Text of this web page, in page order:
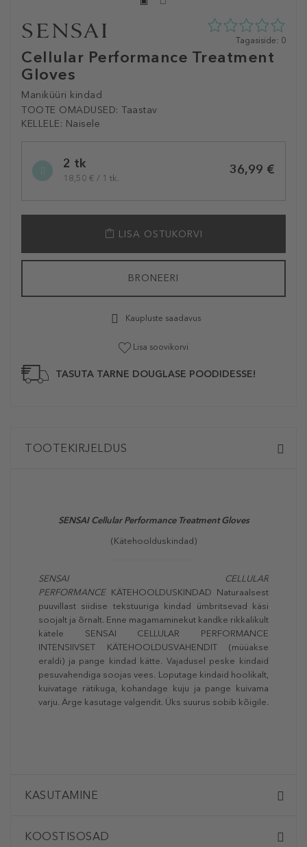
Cellular Performance Treatment
Gloves
Maniküüri kindad
TOOTE OMADUSED: Taastav
KELLELE: Naisele
0
5st
Tagasiside: 0
variation2 tk
18,50 € / 1 tk.
36,99 €
LISA OSTUKORVI
BRONEERI
Kaupluste saadavus
Lisa soovikorvi
TASUTA TARNE DOUGLASE POODIDESSE!
TOOTEKIRJELDUS
SENSAICellular Performance Treatment Gloves
(Kätehoolduskindad)
SENSAI CELLULAR
PERFORMANCEKÄTEHOOLDUSKINDAD Naturaalsest
puuvillast siidise tekstuuriga kindad ümbritsevad käsi
soojalt ja õrnalt. Enne magamaminekut kandke rikkalikult
kätele SENSAI CELLULAR PERFORMANCE
INTENSIIVSET KÄTEHOOLDUSVAHENDIT (müüakse
eraldi) ja pange kindad kätte. Vajadusel peske kindaid
pesuvahendiga soojas vees. Loputage kindaid hoolikalt,
kuivatage rätikuga, kohandage kuju ja pange kuivama
varju. Ärge kasutage valgendit. Üks suurus sobib kõigile.
KASUTAMINE
KOOSTISOSAD